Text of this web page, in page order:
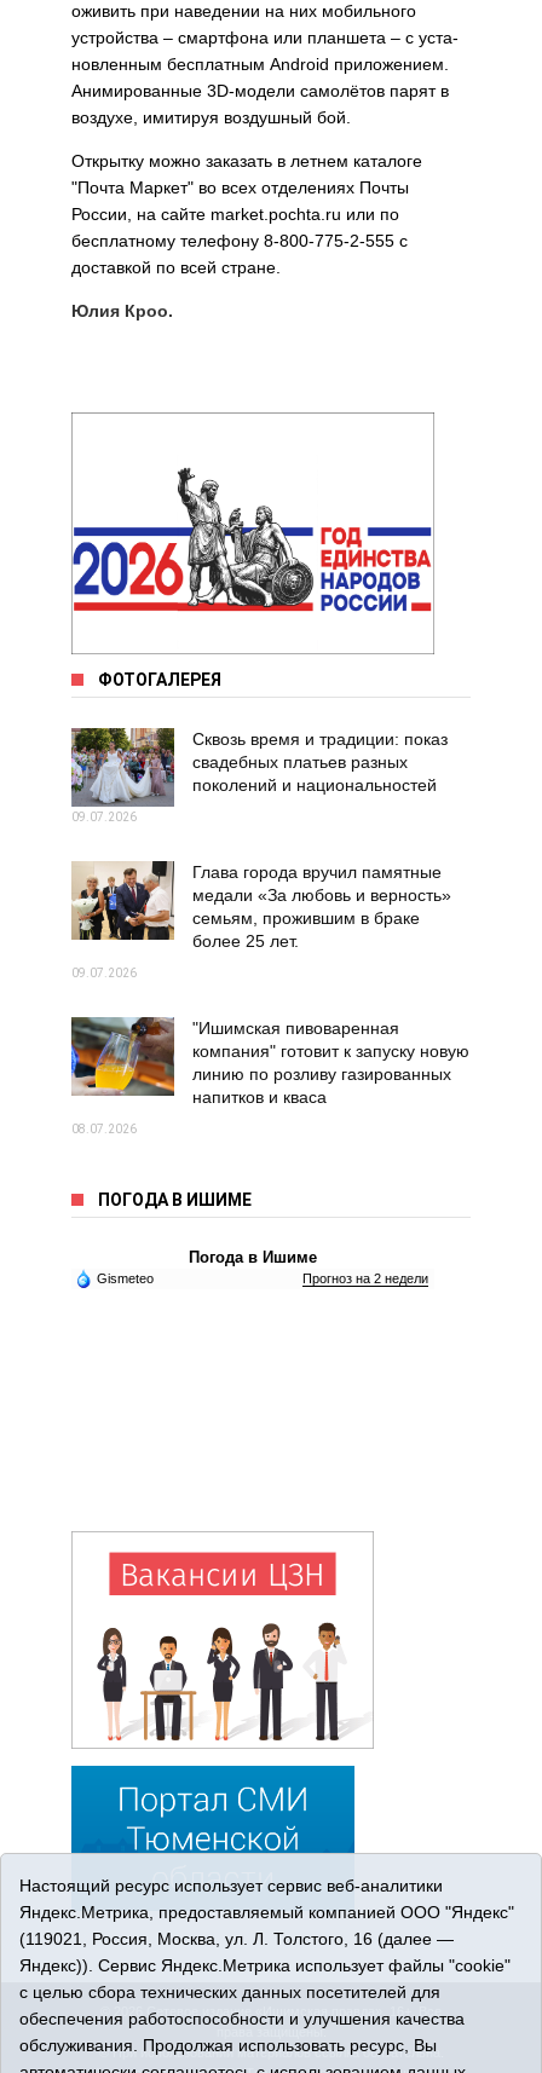
оживить при наведении на них мобильного
устройства – смартфона или планшета – с уста­
новленным бесплатным Android приложением.
Анимированные 3D-модели самолётов парят в
воздухе, имитируя воздушный бой.
Открытку можно заказать в летнем каталоге
"Почта Мар­кет" во всех отделениях Почты
России, на сайте market.pochta.ru или по
бесплатному телефону 8-800-775-2-555 с
доставкой по всей стране.
Юлия Кроо.
ФОТОГАЛЕРЕЯ
Сквозь время и традиции: показ
свадебных платьев разных
поколений и национальностей
09.07.2026
Глава города вручил памятные
медали «За любовь и верность»
семьям, прожившим в браке
более 25 лет.
09.07.2026
"Ишимская пивоваренная
компания" готовит к запуску новую
линию по розливу газированных
напитков и кваса
08.07.2026
ПОГОДА В ИШИМЕ
Погода в Ишиме
Gismeteo Прогноз на 2 недели
© 2026 Сетевое издание «Ишимская правда». 16+. Все
права защищены.
© При использовании материалов ссылка обязательна.
Настоящий ресурс использует сервис веб-аналитики
Яндекс.Метрика, предоставляемый компанией ООО "Яндекс"
(119021, Россия, Москва, ул. Л. Толстого, 16 (далее —
Яндекс)). Сервис Яндекс.Метрика использует файлы "cookie"
с целью сбора технических данных посетителей для
обеспечения работоспособности и улучшения качества
обслуживания. Продолжая использовать ресурс, Вы